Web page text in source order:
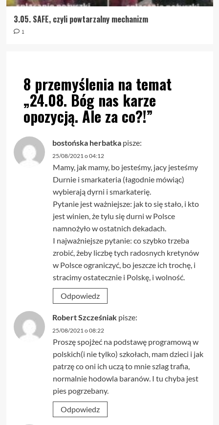
3.05. SAFE, czyli powtarzalny mechanizm
1
8 przemyślenia na temat
„24.08. Bóg nas karze
opozycją. Ale za co?!”
bostońska herbatka pisze:
25/08/2021 o 04:12
Mamy, jak mamy, bo jesteśmy, jacy jesteśmy
Durnie i smarkateria (łagodnie mówiąc)
wybierają dyrni i smarkaterię.
Pytanie jest ważniejsze: jak to się stało, i kto
jest winien, że tylu się durni w Polsce
namnożyło w ostatnich dekadach.
I najważniejsze pytanie: co szybko trzeba
zrobić, żeby liczbę tych radosnych kretynów
w Polsce ograniczyć, bo jeszcze ich trochę, i
stracimy ostatecznie i Polskę, i wolność.
Odpowiedz
Robert Szcześniak pisze:
25/08/2021 o 08:22
Proszę spojżeć na podstawę programową w
polskich(i nie tylko) szkołach, mam dzieci i jak
patrzę co oni ich uczą to mnie szlag trafia,
normalnie hodowla baranów. I tu chyba jest
pies pogrzebany.
Odpowiedz